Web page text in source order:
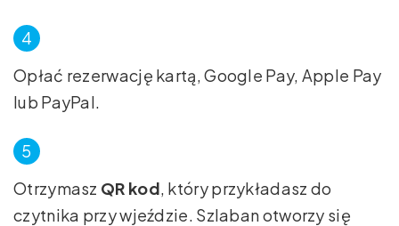
Opłać rezerwację kartą, Google Pay, Apple Pay
lub PayPal.
Otrzymasz QR kod, który przykładasz do
czytnika przy wjeździe. Szlaban otworzy się